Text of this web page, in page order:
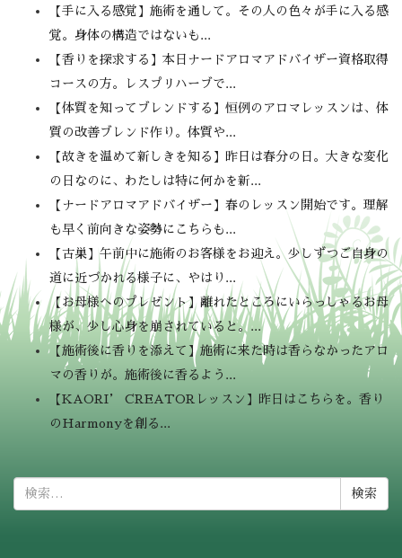
【手に入る感覚】施術を通して。その人の色々が手に入る感
覚。身体の構造ではないも...
【香りを探求する】本日ナードアロマアドバイザー資格取得
コースの方。レスプリハーブで...
【体質を知ってブレンドする】恒例のアロマレッスンは、体
質の改善ブレンド作り。体質や...
【故きを温めて新しきを知る】昨日は春分の日。大きな変化
の日なのに、わたしは特に何かを新...
【ナードアロマアドバイザー】春のレッスン開始です。理解
も早く前向きな姿勢にこちらも...
【古巣】午前中に施術のお客様をお迎え。少しずつご自身の
道に近づかれる様子に、やはり...
【お母様へのプレゼント】離れたところにいらっしゃるお母
様が、少し心身を崩されていると。...
【施術後に香りを添えて】施術に来た時は香らなかったアロ
マの香りが。施術後に香るよう...
【KAORI’ CREATORレッスン】昨日はこちらを。香り
のHarmonyを創る...
索: